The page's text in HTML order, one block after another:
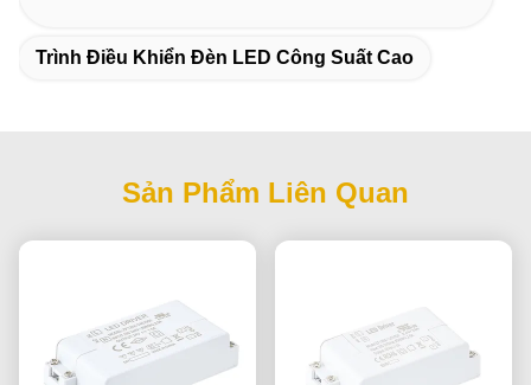
Trình Điều Khiển Đèn LED Công Suất Cao
Sản Phẩm Liên Quan